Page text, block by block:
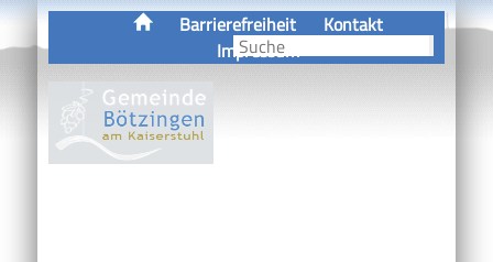
Barrierefreiheit
Kontakt
Impressum